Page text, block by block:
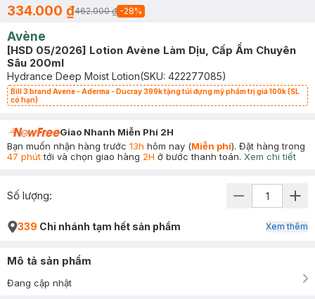
334.000 ₫462.000 ₫ -28%
Avène
[HSD 05/2026] Lotion Avène Làm Dịu, Cấp Ẩm Chuyên
Sâu 200ml
Hydrance Deep Moist Lotion(SKU: 422277085)
Bill 3 brand Avene - Aderma - Ducray 399k tặng túi đựng mỹ phẩm trị giá 100k (SL
có hạn)
Giao Nhanh Miễn Phí 2H
Bạn muốn nhận hàng trước 13h hôm nay (Miễn phí). Đặt hàng trong
47 phúttới và chọn giao hàng 2H ở bước thanh toán. Xem chi tiết
Số lượng:
339 Chi nhánh tạm hết sản phẩm Xem thêm
Mô tả sản phẩm
Đang cập nhật